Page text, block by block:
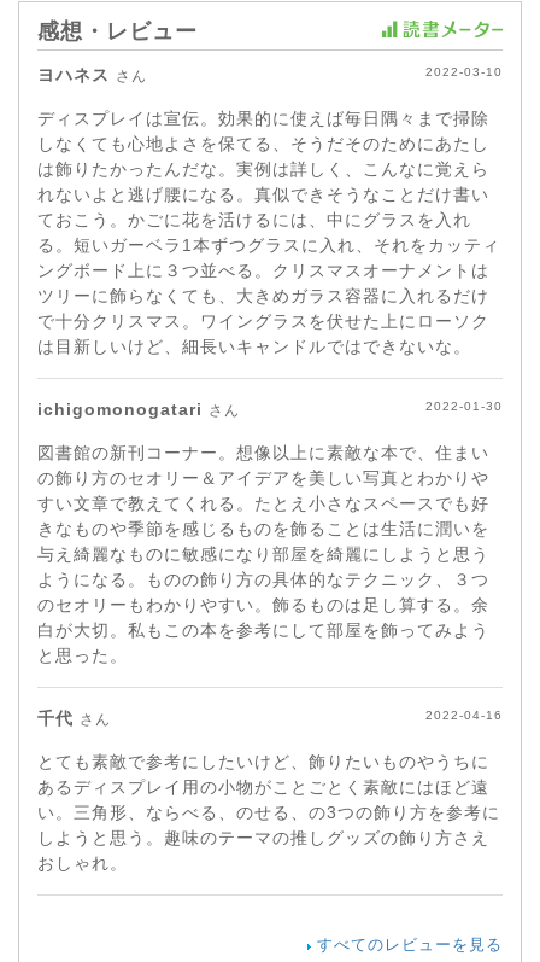
感想・レビュー
ヨハネス さん 2022-03-10
ディスプレイは宣伝。効果的に使えば毎日隅々まで掃除
しなくても心地よさを保てる、そうだそのためにあたし
は飾りたかったんだな。実例は詳しく、こんなに覚えら
れないよと逃げ腰になる。真似できそうなことだけ書い
ておこう。かごに花を活けるには、中にグラスを入れ
る。短いガーベラ1本ずつグラスに入れ、それをカッティ
ングボード上に３つ並べる。クリスマスオーナメントは
ツリーに飾らなくても、大きめガラス容器に入れるだけ
で十分クリスマス。ワイングラスを伏せた上にローソク
は目新しいけど、細長いキャンドルではできないな。
ichigomonogatari さん 2022-01-30
図書館の新刊コーナー。想像以上に素敵な本で、住まい
の飾り方のセオリー＆アイデアを美しい写真とわかりや
すい文章で教えてくれる。たとえ小さなスペースでも好
きなものや季節を感じるものを飾ることは生活に潤いを
与え綺麗なものに敏感になり部屋を綺麗にしようと思う
ようになる。ものの飾り方の具体的なテクニック、３つ
のセオリーもわかりやすい。飾るものは足し算する。余
白が大切。私もこの本を参考にして部屋を飾ってみよう
と思った。
千代 さん 2022-04-16
とても素敵で参考にしたいけど、飾りたいものやうちに
あるディスプレイ用の小物がことごとく素敵にはほど遠
い。三角形、ならべる、のせる、の3つの飾り方を参考に
しようと思う。趣味のテーマの推しグッズの飾り方さえ
おしゃれ。
すべてのレビューを見る